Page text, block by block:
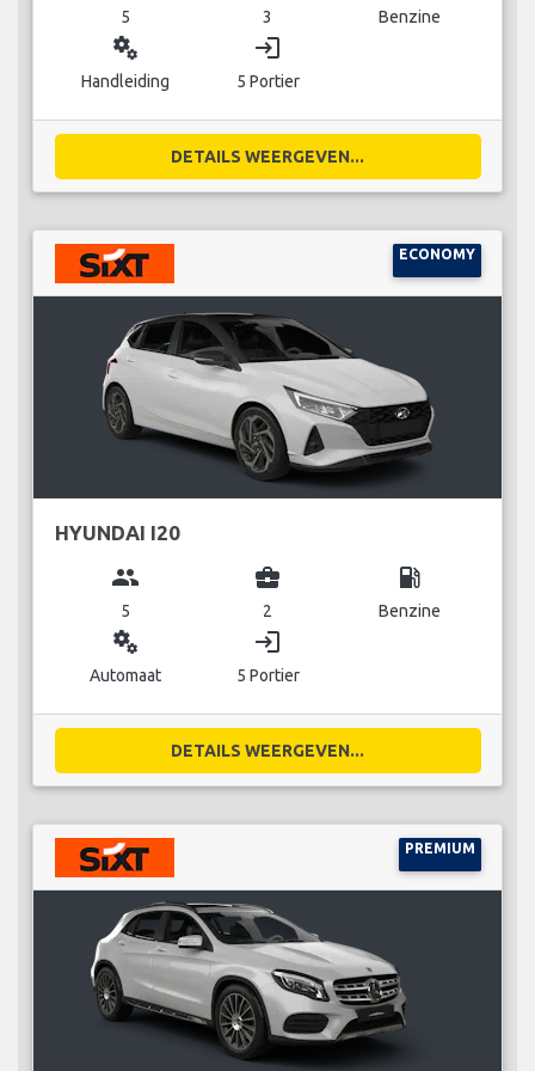
5 3 Benzine
miscellaneous_services
Handleiding
login
5 Portier
DETAILS WEERGEVEN...
ECONOMY
HYUNDAI I20
group
5
business_center
2
local_gas_station
Benzine
miscellaneous_services
Automaat
login
5 Portier
DETAILS WEERGEVEN...
PREMIUM